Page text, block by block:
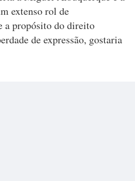
extenso rol de
a propósito do direito
de expressão, gostaria